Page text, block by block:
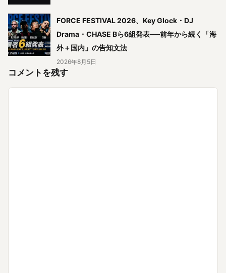
FORCE FESTIVAL 2026、Key Glock・DJ
Drama・CHASE Bら6組発表──前年から続く「海
外＋国内」の告知文法
2026年8月5日
コメントを残す